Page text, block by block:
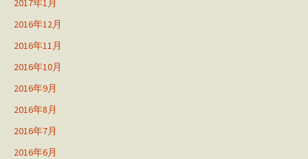
2017年1月
2016年12月
2016年11月
2016年10月
2016年9月
2016年8月
2016年7月
2016年6月